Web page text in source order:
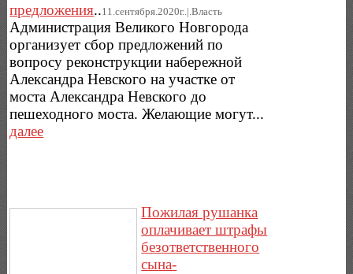
предложения..11.сентября.2020г..|.Власть
Администрация Великого Новгорода
организует сбор предложений по
вопросу реконструкции набережной
Александра Невского на участке от
моста Александра Невского до
пешеходного моста. Желающие могут...
далее
Пожилая рушанка
оплачивает штрафы
безответственного
сына-